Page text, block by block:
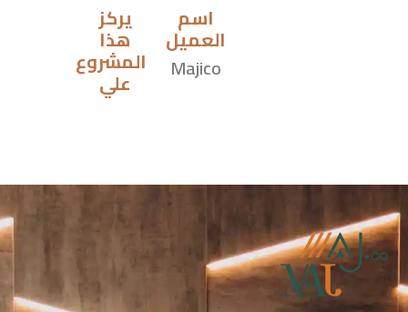
اسم
العميل
Majico
يركز
هذا
المشروع
علي